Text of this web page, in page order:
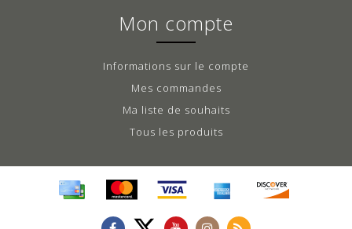
Mon compte
Informations sur le compte
Mes commandes
Ma liste de souhaits
Tous les produits